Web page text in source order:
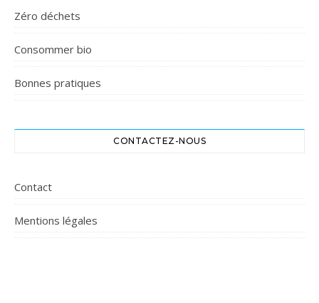
Zéro déchets
Consommer bio
Bonnes pratiques
CONTACTEZ-NOUS
Contact
Mentions légales